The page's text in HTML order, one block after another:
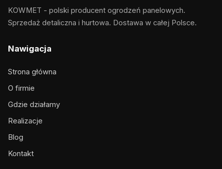
KOWMET - polski producent ogrodzeń panelowych.
Sprzedaż detaliczna i hurtowa. Dostawa w całej Polsce.
Nawigacja
Strona główna
O firmie
Gdzie działamy
Realizacje
Blog
Kontakt